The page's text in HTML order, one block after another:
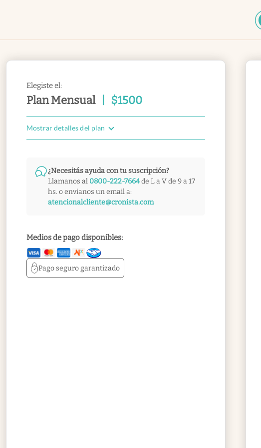
Elegiste el:
Plan Mensual $1500
Mostrar detalles del plan
¿Necesitás ayuda con tu suscripción?
Llamanos al 0800-222-7664de L a V de 9 a 17
hs. o envianos un email a:
atencionalcliente@cronista.com
Medios de pago disponibles:
Pago segurogarantizado